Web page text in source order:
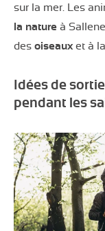
sur la mer. Les
la nature à
des oiseaux et à
Idées de
pendant les